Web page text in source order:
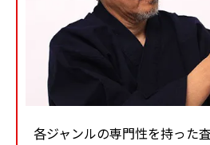
各ジャンルの専門性を持った